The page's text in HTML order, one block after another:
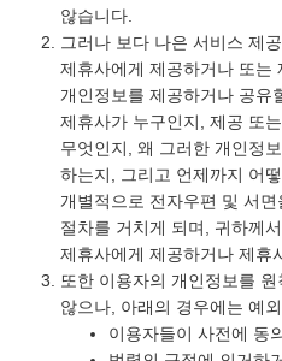
않습니다.
그러나 보다 나은 서비스 제
제휴사에게 제공하거나 또는
개인정보를 제공하거나 공유
제휴사가 누구인지, 제공 또
무엇인지, 왜 그러한 개인정
하는지, 그리고 언제까지 어
개별적으로 전자우편 및 서
절차를 거치게 되며, 귀하께
제휴사에게 제공하거나 제휴
또한 이용자의 개인정보를
않으나, 아래의 경우에는 예
이용자들이 사전에 동